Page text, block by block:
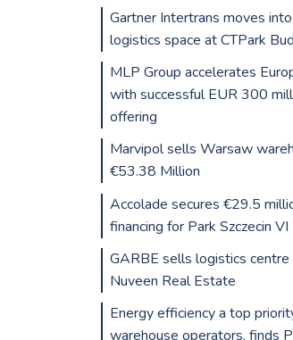
Gartner Intertrans moves
logistics space at CTPark
MLP Group accelerates
with successful EUR 300
offering
Marvipol sells Warsaw
€53.38 Million
Accolade secures €29.5
financing for Park Szczecin VI
GARBE sells logistics centre
Nuveen Real Estate
Energy efficiency a top
warehouse operators, finds